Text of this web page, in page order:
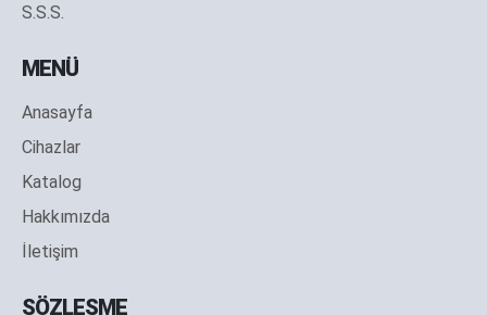
S.S.S.
MENÜ
Anasayfa
Cihazlar
Katalog
Hakkımızda
İletişim
SÖZLEŞME